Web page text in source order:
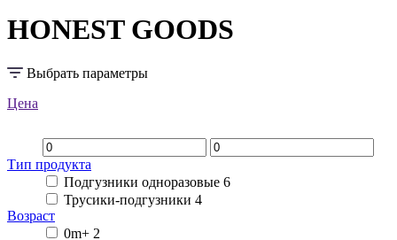
HONEST GOODS
Выбрать параметры
Цена
Тип продукта
Подгузники одноразовые 6
Трусики-подгузники 4
Возраст
0m+ 2